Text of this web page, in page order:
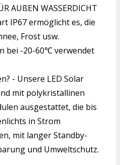
AUßEN WASSERDICHT
IP67 ermöglicht es, die
Frost usw.
bei -20-60℃ verwendet
- Unsere LED Solar
mit polykristallinen
ausgestattet, die bis
in Strom
mit langer Standby-
und Umweltschutz.